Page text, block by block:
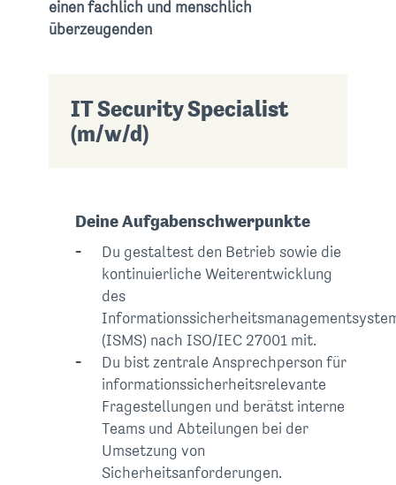
einen fachlich und menschlich
überzeugenden
IT Security Specialist
(m/w/d)
Deine Aufgabenschwerpunkte
Du gestaltest den Betrieb sowie die
kontinuierliche Weiterentwicklung
des
(ISMS) nach ISO/IEC 27001 mit.
Du bist zentrale Ansprechperson für
informationssicherheitsrelevante
Fragestellungen und berätst interne
Teams und Abteilungen bei der
Umsetzung von
Sicherheitsanforderungen.